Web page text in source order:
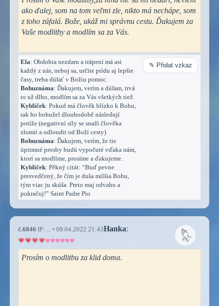
ako ďalej, som na tom veľmi zle, nikto má nechápe, som
z toho zúfalá. Bože, ukáž mi správnu cestu. Ďakujem za
Vaše modlitby a modlím sa za Vás.
Ela: Obdobia nezdaru a trápení má asi
každý z nás, neboj sa, určite prídu aj lepšie
časy, treba dúfať v Božiu pomoc.
Bohuznáma: Ďakujem, verím a dúfam, trvá
to už dlho, modlím sa za Vás všetkých tiež.
Kyblíček: Pokud má člověk blízko k Bohu,
tak ho bohužel dlouhodobě následují
potíže (negativní síly se snaží člověka
zlomit a odloudit od Boží cesty)
Bohuznáma: Ďakujem, verím, že tie
úprimné prosby budú vypočuté vďaka nám,
ktorí sa modlíme, prosíme a ďakujeme.
Kyblíček: Pěkný citát: “Buď pevne
presvedčený, že čím je duša milšia Bohu,
tým viac ju skúša. Preto maj odvahu a
pokračuj!” Saint Padre Pio
✎ Přidat vzkaz
č.6846 IP: ... • 09.04.2022 21:43Hanka:
Prosím o modlitbu za klid doma.